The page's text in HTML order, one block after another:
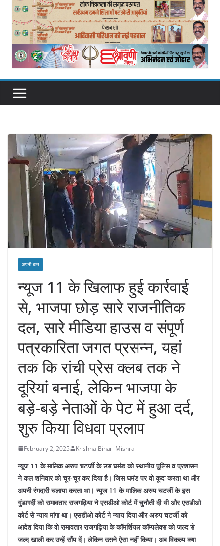
अपनी बात
न्यूज 11 के खिलाफ हुई कार्रवाई
से, भाजपा छोड़ सारे राजनीतिक
दल, सारे मीडिया हाउस व संपूर्ण
पत्रकारिता जगत प्रसन्न, यहां
तक कि रांची प्रेस क्लब तक ने
दूरियां बनाई, लेकिन भाजपा के
बड़े-बड़े नेताओं के पेट में हुआ दर्द,
शुरु किया विधवा प्रलाप
February 2, 2025 Krishna Bihari Mishra
न्यूज 11 के मालिक अरुप चटर्जी के उस घमंड को स्थानीय पुलिस व प्रशासन
ने कल शनिवार को चूर-चूर कर दिया है। जिस घमंड पर वो कूदा करता था और
अपनी रंगदारी चलाया करता था। न्यूज 11 के मालिक अरुप चटर्जी के इस
गुंडागर्दी को रामावतार राजगढ़िया ने एसडीओ कोर्ट में चुनौती दी थी और एसडीओ
कोर्ट से न्याय मांगा था। एसडीओ कोर्ट ने न्याय दिया और अरुप चटर्जी को
आदेश दिया कि वो रामावतार राजगढ़िया के कॉमर्शियल कॉम्पलेक्स को जल्द से
जल्द खाली कर उन्हें सौंप दें। लेकिन उसने ऐसा नहीं किया। अब विकल्प क्या